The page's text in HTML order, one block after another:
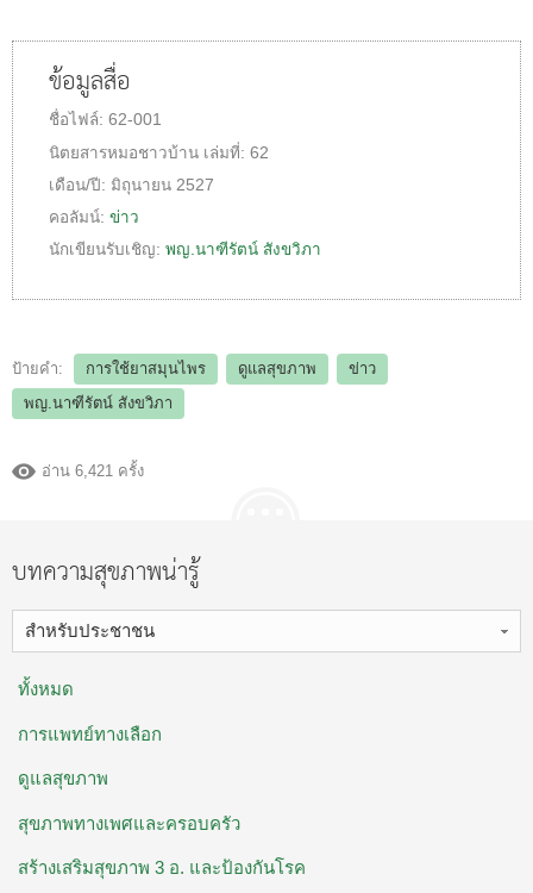
ข้อมูลสื่อ
ชื่อไฟล์: 62-001
นิตยสารหมอชาวบ้าน เล่มที่: 62
เดือน/ปี: มิถุนายน 2527
คอลัมน์: ข่าว
นักเขียนรับเชิญ: พญ.นาฑีรัตน์ สังขวิภา
ป้ายคำ: การใช้ยาสมุนไพร ดูแลสุขภาพ
ข่าว
พญ.นาฑีรัตน์ สังขวิภา
อ่าน 6,421 ครั้ง
บทความสุขภาพน่ารู้
สำหรับประชาชน
ทั้งหมด
การแพทย์ทางเลือก
ดูแลสุขภาพ
สุขภาพทางเพศและครอบครัว
สร้างเสริมสุขภาพ 3 อ. ​และป้องกันโรค